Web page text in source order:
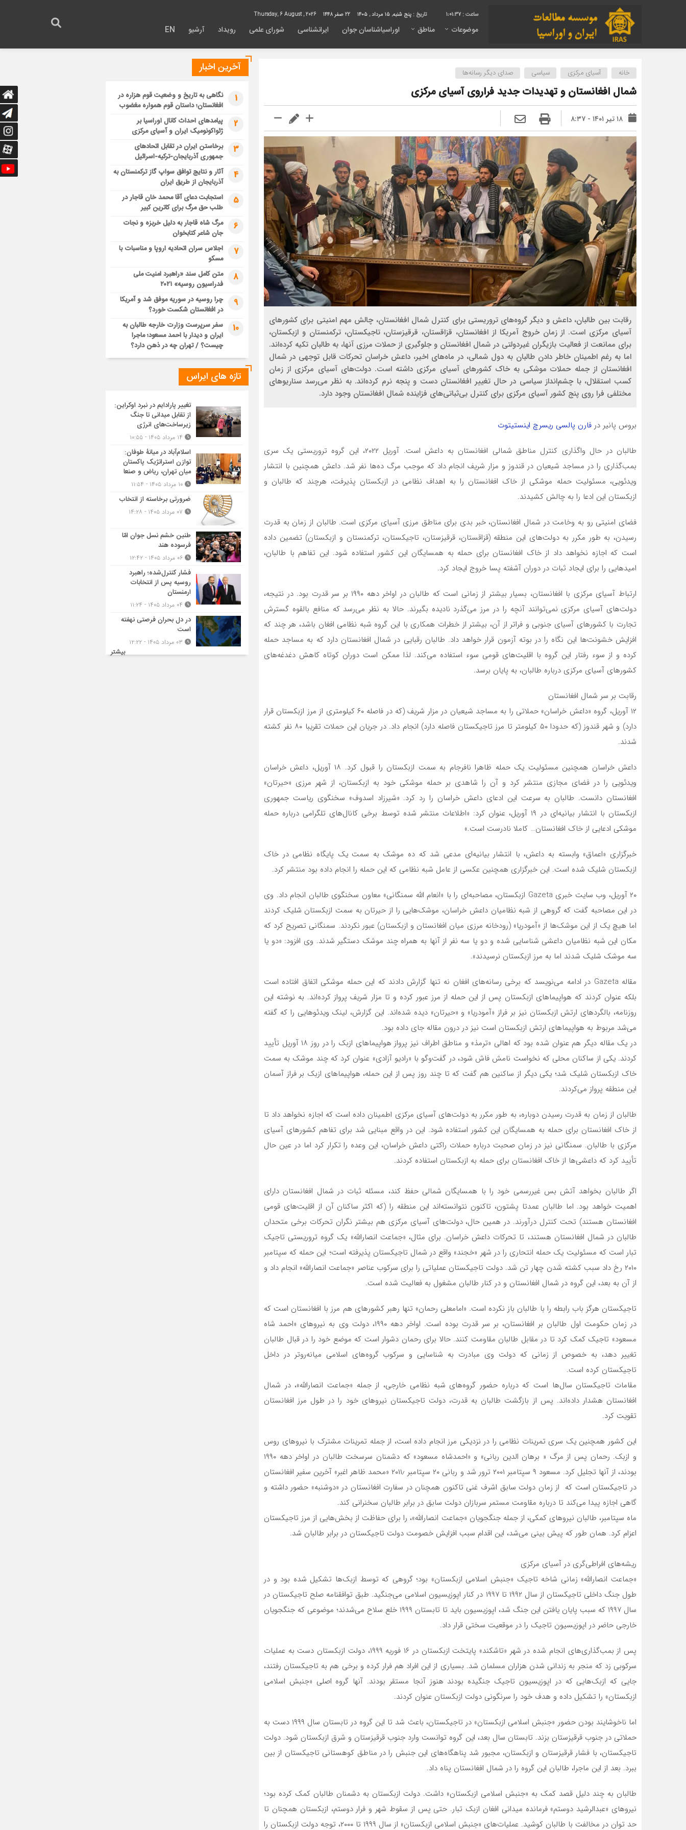
1:01:38 تاریخ : پنج شنبه, ۱۵ مرداد , ۱۴۰۵ 22 صفر 1448
موضوعات مناطق اوراسیاشناسان جوان ایرانشناسی شورای علمی رویداد آرشیو EN
خانه آسیای مرکزی سیاسی صدای دیگر رسانه‌ها
شمال افغانستان و تهدیدات جدید فراروی آسیای مرکزی
۱۸ تیر ۱۴۰۱ - ۸:۳۷
رقابت بین طالبان، داعش و دیگر گروه‌های تروریستی برای کنترل شمال افغانستان، چالش مهم امنیتی برای کشورهای
آسیای مرکزی است. از زمان خروج آمریکا از افغانستان، قزاقستان، قرقیزستان، تاجیکستان، ترکمنستان و ازبکستان،
برای ممانعت از فعالیت بازیگران غیردولتی در شمال افغانستان و جلوگیری از حملات مرزی آنها، به طالبان تکیه کرده‌اند.
اما به رغم اطمینان خاطر دادن طالبان به دول شمالی، در ماه‌های اخیر، داعش خراسان تحرکات قابل توجهی در شمال
افغانستان از جمله حملات موشکی به خاک کشورهای آسیای مرکزی داشته است. دولت‌های آسیای مرکزی از زمان
کسب استقلال، با چشم‌انداز سیاسی در حال تغییر افغانستان دست و پنجه نرم کرده‌اند. به نظر می‌رسد سناریوهای
مختلفی فرا روی پنج کشور آسیای مرکزی برای کنترل بی‌ثباتی‌های فزاینده شمال افغانستان وجود دارد.
بروس پانیر در فارن پالسی ریسرچ اینستیتوت
طالبان در حال واگذاری کنترل مناطق شمالی افغانستان به داعش است. آوریل ۲۰۲۲، این گروه تروریستی یک سری
بمب‌گذاری را در مساجد شیعیان در قندوز و مزار شریف انجام داد که موجب مرگ ده‌ها نفر شد. داعش همچنین با انتشار
ویدئویی، مسئولیت حمله موشکی از خاک افغانستان را به اهداف نظامی در ازبکستان پذیرفت، هرچند که طالبان و
ازبکستان این ادعا را به چالش کشیدند.
فضای امنیتی رو به وخامت در شمال افغانستان، خبر بدی برای مناطق مرزی آسیای مرکزی است. طالبان از زمان به قدرت
رسیدن، به طور مکرر به دولت‌های این منطقه (قزاقستان، قرقیزستان، تاجیکستان، ترکمنستان و ازبکستان) تضمین داده
است که اجازه نخواهد داد از خاک افغانستان برای حمله به همسایگان این کشور استفاده شود. این تفاهم با طالبان،
امیدهایی را برای ایجاد ثبات در دوران آشفته پسا خروج ایجاد کرد.
ارتباط آسیای مرکزی با افغانستان، بسیار بیشتر از زمانی است که طالبان در اواخر دهه ۱۹۹۰ بر سر قدرت بود. در نتیجه،
دولت‌های آسیای مرکزی نمی‌توانند آنچه را در مرز می‌گذرد نادیده بگیرند. حالا به نظر می‌رسد که منافع بالقوه گسترش
تجارت با کشورهای آسیای جنوبی و فراتر از آن، بیشتر از خطرات همکاری با این گروه شبه نظامی افغان باشد، هر چند که
افزایش خشونت‌ها این نگاه را در بوته آزمون قرار خواهد داد. طالبان رقبایی در شمال افغانستان دارد که به مساجد حمله
کرده و از سوء رفتار این گروه با اقلیت‌های قومی سوء استفاده می‌کند. لذا ممکن است دوران کوتاه کاهش دغدغه‌های
کشورهای آسیای مرکزی درباره طالبان، به پایان برسد.
رقابت بر سر شمال افغانستان
۱۲ آوریل، گروه «داعش خراسان» حملاتی را به مساجد شیعیان در مزار شریف (که در فاصله ۶۰ کیلومتری از مرز ازبکستان قرار
دارد) و شهر قندوز (که حدودا ۵۰ کیلومتر تا مرز تاجیکستان فاصله دارد) انجام داد. در جریان این حملات تقریبا ۸۰ نفر کشته
شدند.
داعش خراسان همچنین مسئولیت یک حمله ظاهرا نافرجام به سمت ازبکستان را قبول کرد. ۱۸ آوریل، داعش خراسان
ویدئویی را در فضای مجازی منتشر کرد و آن را شاهدی بر حمله موشکی خود به ازبکستان، از شهر مرزی «حیرتان»
افغانستان دانست. طالبان به سرعت این ادعای داعش خراسان را رد کرد. «شیرزاد اسدوف» سخنگوی ریاست جمهوری
ازبکستان با انتشار بیانیه‌ای در ۱۹ آوریل، عنوان کرد: «اطلاعات منتشر شده توسط برخی کانال‌های تلگرامی درباره حمله
موشکی ادعایی از خاک افغانستان… کاملا نادرست است.»
خبرگزاری «اعماق» وابسته به داعش، با انتشار بیانیه‌ای مدعی شد که ده موشک به سمت یک پایگاه نظامی در خاک
ازبکستان شلیک شده است. این خبرگزاری همچنین عکسی از عامل شبه نظامی که این حمله را انجام داده بود منتشر کرد.
۲۰ آوریل، وب سایت خبری Gazeta ازبکستان، مصاحبه‌ای را با «انعام الله سمنگانی» معاون سخنگوی طالبان انجام داد. وی
در این مصاحبه گفت که گروهی از شبه نظامیان داعش خراسان، موشک‌هایی را از حیرتان به سمت ازبکستان شلیک کردند
اما هیچ یک از این موشک‌ها از «آمودریا» (رودخانه‌ مرزی میان افغانستان و ازبکستان) عبور نکردند. سمنگانی تصریح کرد که
مکان این شبه نظامیان داعشی شناسایی شده و دو یا سه نفر از آنها به همراه چند موشک دستگیر شدند. وی افزود: «دو یا
سه موشک شلیک شدند اما به مرز ازبکستان نرسیدند».
مقاله Gazeta در ادامه می‌نویسد که برخی رسانه‌های افغان نه تنها گزارش دادند که این حمله موشکی اتفاق افتاده است
بلکه عنوان کردند که هواپیماهای ازبکستان پس از این حمله از مرز عبور کرده و تا مزار شریف پرواز کرده‌اند. به نوشته این
روزنامه، بالگردهای ارتش ازبکستان نیز بر فراز «آمودریا» و «حیرتان» دیده شده‌اند. این گزارش، لینک ویدئوهایی را که گفته
می‌شد مربوط به هواپیماهای ارتش ازبکستان است نیز در درون مقاله جای داده بود.
در یک مقاله دیگر هم عنوان شده بود که اهالی «ترمذ» و مناطق اطراف نیز پرواز هواپیماهای ازبک را در روز ۱۸ آوریل تأیید
کردند. یکی از ساکنان محلی که نخواست نامش فاش شود، در گفت‌وگو با «رادیو آزادی» عنوان کرد که چند موشک به سمت
خاک ازبکستان شلیک شد؛ یکی دیگر از ساکنین هم گفت که تا چند روز پس از این حمله، هواپیماهای ازبک بر فراز آسمان
این منطقه پرواز می‌کردند.
طالبان از زمان به قدرت رسیدن دوباره، به طور مکرر به دولت‌های آسیای مرکزی اطمینان داده است که اجازه نخواهد داد تا
از خاک افغانستان برای حمله به همسایگان این کشور استفاده شود. این در واقع مبنایی شد برای تفاهم کشورهای آسیای
مرکزی با طالبان. سمنگانی نیز در زمان صحبت درباره حملات راکتی داعش خراسان، این وعده را تکرار کرد اما در عین حال
تأیید کرد که داعشی‌ها از خاک افغانستان برای حمله به ازبکستان استفاده کردند.
اگر طالبان بخواهد آتش بس غیررسمی خود را با همسایگان شمالی‌ حفظ کند، مسئله ثبات در شمال افغانستان دارای
اهمیت خواهد بود. اما طالبان عمدتا پشتون، تاکنون نتوانسته‌اند این منطقه را (که اکثر ساکنان آن از اقلیت‌های قومی
افغانستان هستند) تحت کنترل درآورند. در همین حال، دولت‌های آسیای مرکزی هم بیشتر نگران تحرکات برخی متحدان
طالبان در شمال افغانستان هستند، تا تحرکات داعش خراسان. برای مثال، «جماعت انصارالله» یک گروه تروریستی تاجیک
تبار است که مسئولیت یک حمله انتحاری را در شهر «خجند» واقع در شمال تاجیکستان پذیرفته است؛ این حمله که سپتامبر
۲۰۱۰ رخ داد سبب کشته شدن چهار تن شد. دولت تاجیکستان عملیاتی را برای سرکوب عناصر «جماعت انصارالله» انجام داد و
از آن به بعد، این گروه در شمال افغانستان و در کنار طالبان مشغول به فعالیت شده است.
تاجیکستان هرگز باب رابطه را با طالبان باز نکرده است. «امامعلی رحمان» تنها رهبر کشورهای هم مرز با افغانستان است که
در زمان حکومت اول طالبان بر افغانستان، بر سر قدرت بوده است. اواخر دهه ۱۹۹۰، دولت وی به نیروهای «احمد شاه
مسعود» تاجیک کمک کرد تا در مقابل طالبان مقاومت کنند. حالا برای رحمان دشوار است که موضع خود را در قبال طالبان
تغییر دهد، به خصوص از زمانی که دولت وی مبادرت به شناسایی و سرکوب گروه‌های اسلامی میانه‌روتر در داخل
تاجیکستان کرده است.
مقامات تاجیکستان سال‌ها است که درباره حضور گروه‌های شبه نظامی خارجی، از جمله «جماعت انصارالله»، در شمال
افغانستان هشدار داده‌اند. پس از بازگشت طالبان به قدرت، دولت تاجیکستان نیروهای خود را در طول مرز افغانستان
تقویت کرد.
این کشور همچنین یک سری تمرینات نظامی را در نزدیکی مرز انجام داده است، از جمله تمرینات مشترک با نیروهای روس
و ازبک. رحمان پس از مرگ « برهان الدین ربانی» و «احمدشاه مسعود» که دشمنان سرسخت طالبان در اواخر دهه ۱۹۹۰
بودند، از آنها تجلیل کرد. مسعود ۹ سپتامبر ۲۰۰۱ ترور شد و ربانی ۲۰ سپتامبر ۲۰۱۱٫ «محمد ظاهر اغبر» آخرین سفیر افغانستان
در تاجیکستان است که از زمان دولت سابق اشرف غنی تاکنون همچنان در سفارت افغانستان در «دوشنبه» حضور داشته و
گاهی اجازه پیدا می‌کند تا درباره مقاومت مستمر سربازان دولت سابق در برابر طالبان سخنرانی کند.
ماه سپتامبر، طالبان نیروهای کمکی، از جمله جنگجویان «جماعت انصارالله»، را برای حفاظت از بخش‌هایی از مرز تاجیکستان
اعزام کرد. همان طور که پیش بینی می‌شد، این اقدام سبب افزایش خصومت دولت تاجیکستان در برابر طالبان شد.
ریشه‌های افراطی‌گری در آسیای مرکزی
«جماعت انصارالله» زمانی شاخه تاجیک «جنبش اسلامی ازبکستان» بود؛ گروهی که توسط ازبک‌ها تشکیل شده بود و در
طول جنگ داخلی تاجیکستان از سال ۱۹۹۲ تا ۱۹۹۷ در کنار اپوزیسیون اسلامی می‌جنگید. طبق توافقنامه صلح تاجیکستان در
سال ۱۹۹۷ که سبب پایان یافتن این جنگ شد، اپوزیسیون باید تا تابستان ۱۹۹۹ خلع سلاح می‌شدند؛ موضوعی که جنگجویان
خارجی حاضر در اپوزیسیون تاجیک را در موقعیت سختی قرار داد.
پس از بمب‌گذاری‌های انجام شده در شهر «تاشکند» پایتخت ازبکستان در ۱۶ فوریه ۱۹۹۹، دولت ازبکستان دست به عملیات
سرکوبی زد که منجر به زندانی شدن هزاران مسلمان شد. بسیاری از این افراد هم فرار کرده و برخی هم به تاجیکستان رفتند،
جایی که ازبک‌هایی که در اپوزیسیون تاجیک جنگیده بودند هنوز آنجا مستقر بودند. آنها گروه اصلی «جنبش اسلامی
ازبکستان» را تشکیل داده و هدف خود را سرنگونی دولت ازبکستان عنوان کردند.
اما ناخوشایند بودن حضور «جنبش اسلامی ازبکستان» در تاجیکستان، باعث شد تا این گروه در تابستان سال ۱۹۹۹ دست به
حملاتی در جنوب قرقیزستان بزند. تابستان سال بعد، این گروه توانست وارد جنوب قرقیزستان و شرق ازبکستان شود. دولت
تاجیکستان، با فشار قرقیزستان و ازبکستان، مجبور شد پناهگاه‌های این جنبش را در مناطق کوهستانی تاجیکستان از بین
ببرد. بعد از این ماجرا، طالبان این گروه را در شمال افغانستان پناه داد.
طالبان به چند دلیل قصد کمک به «جنبش اسلامی ازبکستان» داشت. دولت ازبکستان به دشمنان طالبان کمک کرده بود؛
نیروهای «عبدالرشید دوستم» فرمانده میدانی افغان ازبک تبار. حتی پس از سقوط شهر و فرار دوستم، ازبکستان همچنان تا
حد توان در مخالفت با طالبان کوشید. عملیات‌های «جنبش اسلامی ازبکستان» از سال ۱۹۹۹ تا ۲۰۰۰، توجه دولت ازبکستان را
آخرین اخبار
1
نگاهی به تاریخ و وضعیت قوم هزاره در
افغانستان؛ داستان قوم همواره مغضوب
2
پیامدهای احداث کانال اوراسیا بر
ژئواکونومیک ایران و آسیای مرکزی
3
برخاستن ایران در تقابل اتحادهای
جمهوری آذربایجان-ترکیه-اسرائیل
4
آثار و نتایج توافق سواپ گاز ترکمنستان به
آذربایجان از طریق ایران
5
استجابت دعای آقا محمد خان قاجار در
طلب حق مرگ برای کاترین کبیر
6
مرگ شاه قاجار به دلیل خربزه و نجات
جان شاعر کتابخوان
7
اجلاس سران اتحادیه اروپا و مناسبات با
مسکو
8
متن کامل سند «راهبرد امنیت ملی
فدراسیون روسیه» ۲۰۲۱
9
چرا روسیه در سوریه موفق شد و آمریکا
در افغانستان شکست خورد؟
10
سفر سرپرست وزارت خارجه طالبان به
ایران و دیدار با احمد مسعود؛ ماجرا
چیست؟ / تهران چه در ذهن دارد؟
تازه های ایراس
تغییر پارادایم در نبرد اوکراین:
از تقابل میدانی تا جنگ
زیرساخت‌های انرژی
اسلام‌آباد در میانۀ طوفان:
توازن استراتژیک پاکستان
میان تهران، ریاض و صنعا
ضرورتی برخاسته از انتخاب
طنین خشم نسل جوان امّا
فرسوده هند
فشار کنترل‌شده؛ راهبرد
روسیه پس از انتخابات
ارمنستان
در دل بحران فرصتی نهفته
است
بیشتر